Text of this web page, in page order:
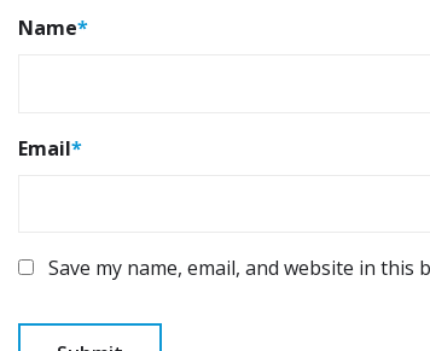
Name*
Email*
Save my name, email, and website in